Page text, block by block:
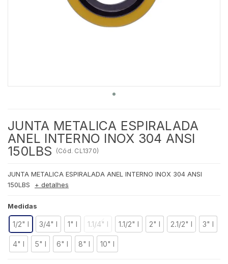
JUNTA METALICA ESPIRALADA
ANEL INTERNO INOX 304 ANSI
150LBS
(Cód. CL1370)
JUNTA METALICA ESPIRALADA ANEL INTERNO INOX 304 ANSI
150LBS
+ detalhes
Medidas
1/2" I 3/4" I 1" I 1.1/4" I 1.1/2" I 2" I 2.1/2" I 3" I
4" I 5" I 6" I 8" I 10" I